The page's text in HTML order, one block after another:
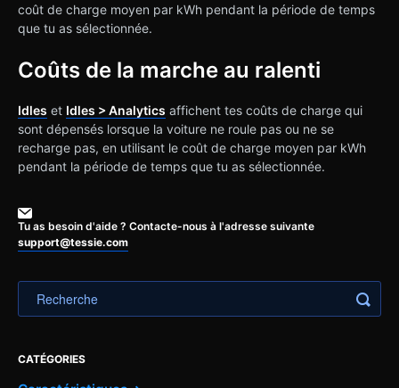
coût de charge moyen par kWh pendant la période de temps
que tu as sélectionnée.
Coûts de la marche au ralenti
Idles et Idles > Analytics affichent tes coûts de charge qui
sont dépensés lorsque la voiture ne roule pas ou ne se
recharge pas, en utilisant le coût de charge moyen par kWh
pendant la période de temps que tu as sélectionnée.
Tu as besoin d'aide ? Contacte-nous à l'adresse suivante
support@tessie.com
CATÉGORIES